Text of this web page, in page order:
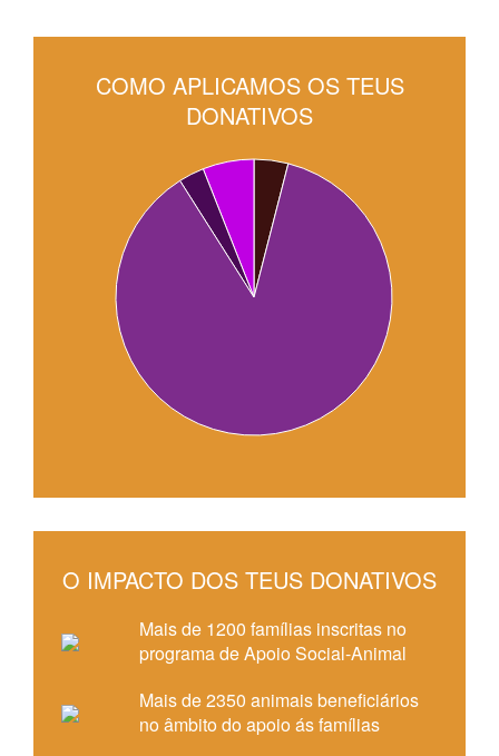
COMO APLICAMOS OS TEUS
DONATIVOS
O IMPACTO DOS TEUS DONATIVOS
Mais de 1200 famílias inscritas no
programa de Apoio Social-Animal
Mais de 2350 animais beneficiários
no âmbito do apoio ás famílias